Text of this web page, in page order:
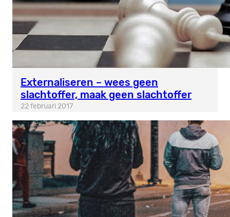
Externaliseren – wees geen
slachtoffer, maak geen slachtoffer
22 februari 2017